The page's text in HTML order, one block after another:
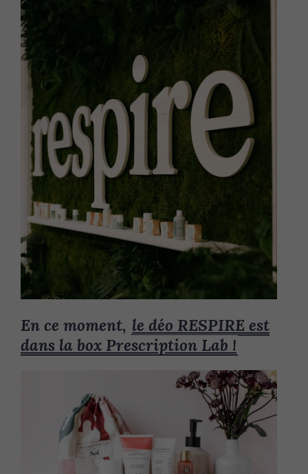
En ce moment, le déo RESPIRE est
dans la box Prescription Lab !